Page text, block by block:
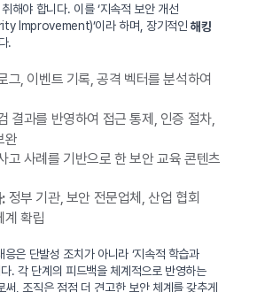
해야 합니다. 이를 ‘지속적 보안 개선
Improvement)’이라 하며, 장기적인해킹
.
그, 이벤트 기록, 공격 벡터를 분석하여
결과를 반영하여 접근 통제, 인증 절차,
완
고 사례를 기반으로 한 보안 교육 콘텐츠
정부 기관, 보안 전문업체, 산업 협회
계 확립
은 단발성 조치가 아니라 ‘지속적 학습과
. 각 단계의 피드백을 체계적으로 반영하는
써, 조직은 점점 더 견고한 보안 체계를 갖추게